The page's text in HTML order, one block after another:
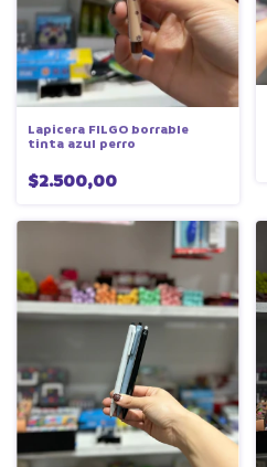
Lapicera FILGO borrable
tinta azul perro
$2.500,00